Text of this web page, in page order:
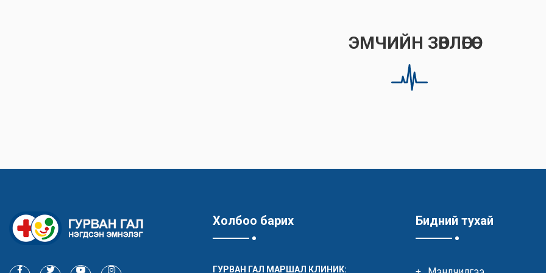
ЭМЧИЙН ЗӨВЛӨГӨӨ
Холбоо барих
ГУРВАН ГАЛ МАРШАЛ КЛИНИК:
Бидний тухай